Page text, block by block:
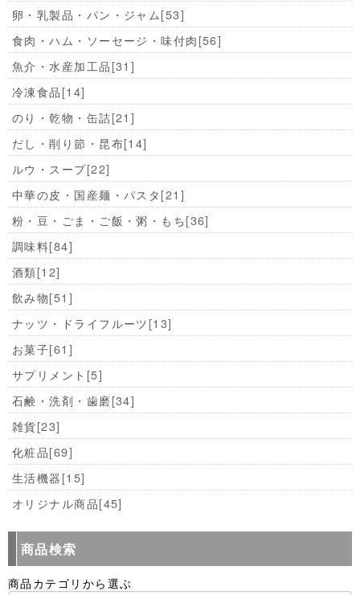
卵・乳製品・パン・ジャム[53]
食肉・ハム・ソーセージ・味付肉[56]
魚介・水産加工品[31]
冷凍食品[14]
のり・乾物・缶詰[21]
だし・削り節・昆布[14]
ルウ・スープ[22]
中華の皮・国産麺・パスタ[21]
粉・豆・ごま・ご飯・粥・もち[36]
調味料[84]
酒類[12]
飲み物[51]
ナッツ・ドライフルーツ[13]
お菓子[61]
サプリメント [5]
石鹸・洗剤・歯磨[34]
雑貨[23]
化粧品[69]
生活機器[15]
オリジナル商品[45]
商品検索
商品カテゴリから選ぶ